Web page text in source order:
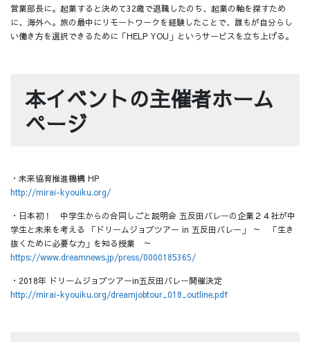
営業部長に。起業すると決めて32歳で退職したのち、起業の軸を探すため
に、海外へ。旅の最中にリモートワークを経験したことで、誰もが自分らし
い働き方を選択できるために「HELP YOU」というサービスを立ち上げる。
本イベントの主催者ホーム
ページ
・未来協育推進機構 HP
http://mirai-kyouiku.org/
・日本初！ 中学生からの合同しごと説明会 五反田バレーの企業２４社が中
学生と未来を考える 「ドリームジョブツアー in 五反田バレー」 ～ 「生き
抜くために必要な力」を知る授業 ～
https://www.dreamnews.jp/press/0000185365/
・2018年 ドリームジョブツアーin五反田バレー開催決定
http://mirai-kyouiku.org/dreamjobtour_018_outline.pdf